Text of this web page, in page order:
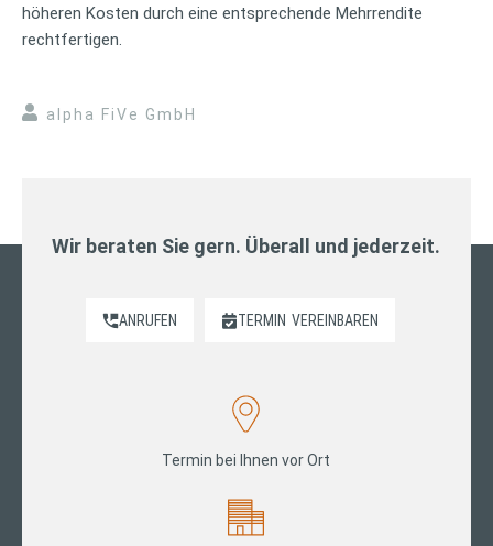
höheren Kosten durch eine entsprechende Mehrrendite
rechtfertigen.
alpha FiVe GmbH
Wir beraten Sie gern. Überall und jederzeit.
ANRUFEN TERMIN VEREINBAREN
Termin bei Ihnen vor Ort